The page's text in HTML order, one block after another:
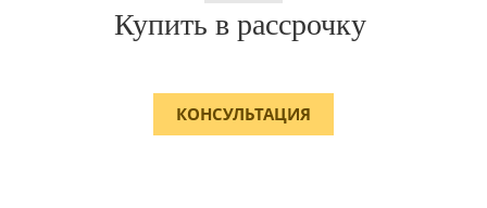
Купить в рассрочку
КОНСУЛЬТАЦИЯ